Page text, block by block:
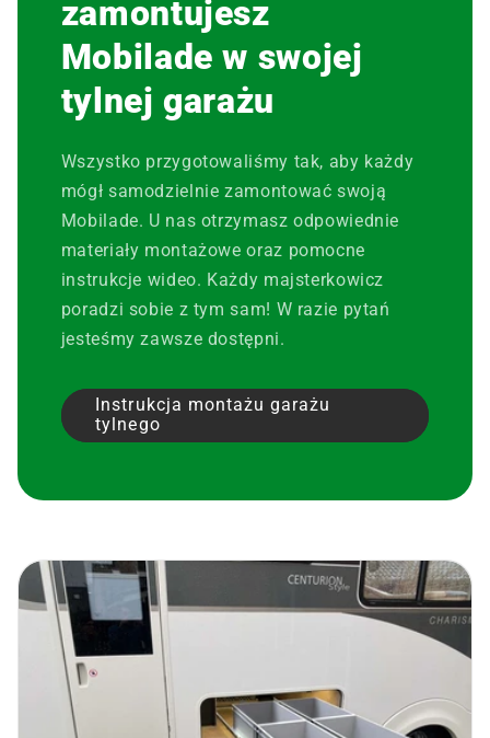
zamontujesz
Mobilade w swojej
tylnej garażu
Wszystko przygotowaliśmy tak, aby każdy
mógł samodzielnie zamontować swoją
Mobilade. U nas otrzymasz odpowiednie
materiały montażowe oraz pomocne
instrukcje wideo. Każdy majsterkowicz
poradzi sobie z tym sam! W razie pytań
jesteśmy zawsze dostępni.
Instrukcja montażu garażu
tylnego